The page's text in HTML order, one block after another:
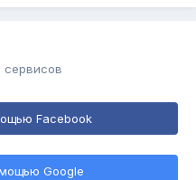
сервисов
Facebook
Google